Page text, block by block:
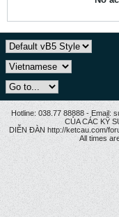
Hotline: 038.77 88888 - Email:
CỦA CÁC KỸ
DIỄN ĐÀN http://ketcau.com/
All times